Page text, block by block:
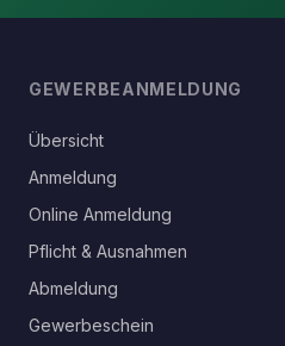
GEWERBEANMELDUNG
Übersicht
Anmeldung
Online Anmeldung
Pflicht & Ausnahmen
Abmeldung
Gewerbeschein